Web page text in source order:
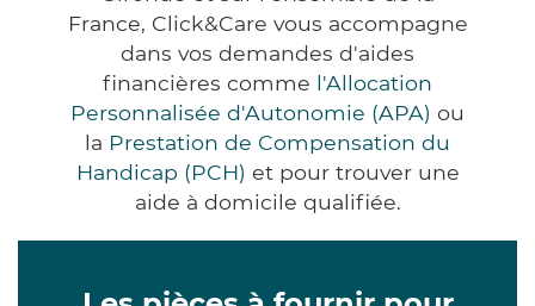
France, Click&Care vous accompagne
dans vos demandes d'aides
financières comme l'Allocation
Personnalisée d'Autonomie (APA) ou
la Prestation de Compensation du
Handicap (PCH) et pour trouver une
aide à domicile qualifiée.